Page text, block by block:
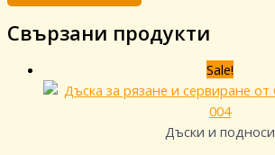
Свързани продукти
Sale!
Дъски и подноси